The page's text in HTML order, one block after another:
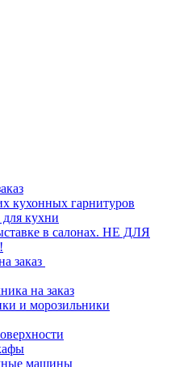
кухонных гарнитуров
кухни
в салонах. НЕ ДЛЯ
заказ
на заказ
и морозильники
машины